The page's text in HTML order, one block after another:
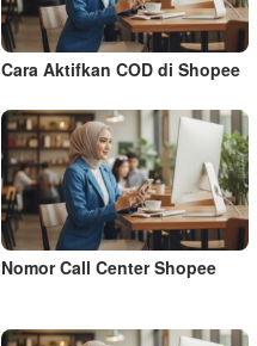
Cara Aktifkan COD di Shopee
Nomor Call Center Shopee